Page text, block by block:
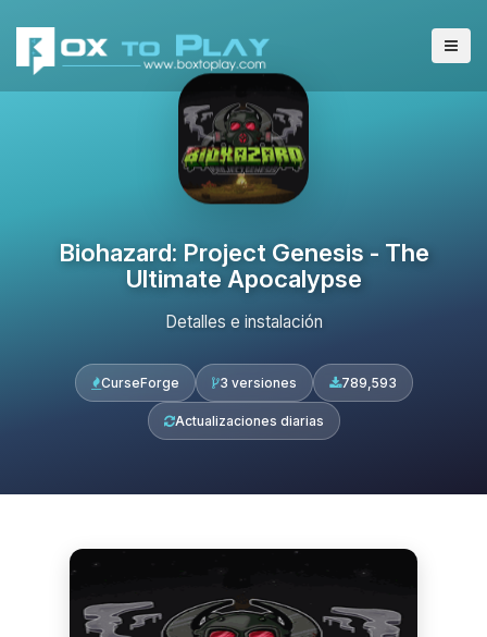
Biohazard: Project Genesis - The
Ultimate Apocalypse
Detalles e instalación
CurseForge 3 versiones 789,593
Actualizaciones diarias